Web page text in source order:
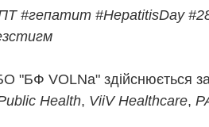
#гепатит #HepatitisDay
"БФ VOLNa" здійснюється
Health, ViiV Healthcare,